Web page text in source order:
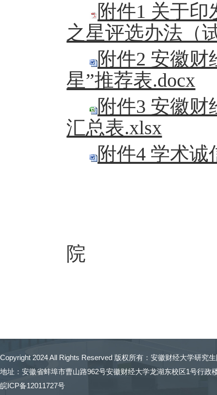
附件1 关于
之星评选办法（
附件2 安徽
星”推荐表.docx
附件3 安徽财
汇总表.xlsx
附件4 学术诚
院
Copyright 2024 All Rights Reserved 版权所有： 安徽财经大学研究
地址：安徽省蚌埠市曹山路962号安徽财经大学龙湖东校区1号行政
皖ICP备12011727号